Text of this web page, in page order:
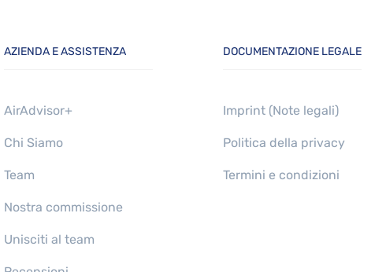
AZIENDA E ASSISTENZA
AirAdvisor+
Chi Siamo
Team
Nostra commissione
Unisciti al team
DOCUMENTAZIONE LEGALE
Imprint (Note legali)
Politica della privacy
Termini e condizioni